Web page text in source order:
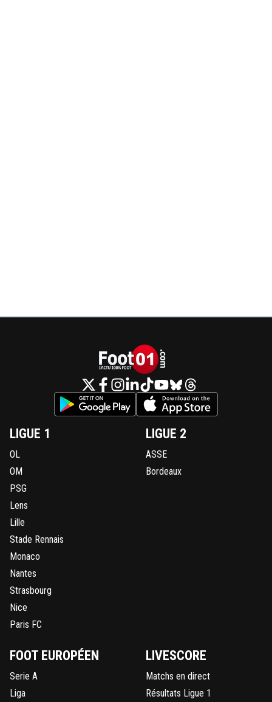
LIGUE 1
OL
OM
PSG
Lens
Lille
Stade Rennais
Monaco
Nantes
Strasbourg
Nice
Paris FC
LIGUE 2
ASSE
Bordeaux
FOOT EUROPÉEN
Serie A
Liga
LIVESCORE
Matchs en direct
Résultats Ligue 1